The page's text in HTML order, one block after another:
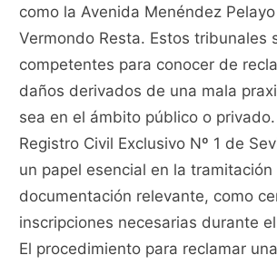
como la Avenida Menéndez
Vermondo Resta. Estos tribunales
competentes para conocer de
daños derivados de una mala
sea en el ámbito público o
Registro Civil Exclusivo Nº 1 de
un papel esencial en la tramitación
documentación relevante, como
inscripciones necesarias durante
El procedimiento para reclamar